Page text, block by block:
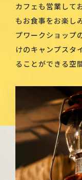
カフェも営業して
もお食事をお楽し
プワークショップ
けのキャンプスタ
ることができる空